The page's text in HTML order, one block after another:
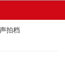
拍档